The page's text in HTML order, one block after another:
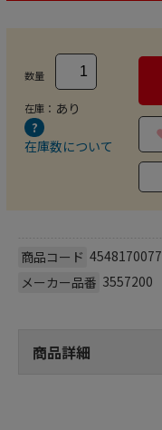
数量
在庫： あり
在庫数について
商品コード
メーカー品番 3557200
商品詳細